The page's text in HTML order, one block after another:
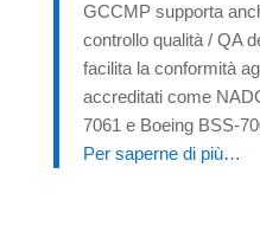
GCCMP supporta
controllo qualità / QA
facilita la conformità
accreditati come
7061 e Boeing BSS-
Per saperne di più…